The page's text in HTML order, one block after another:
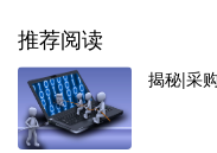
推荐阅读
揭秘|采